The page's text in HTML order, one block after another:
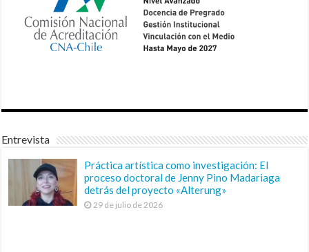
Entrevista
Práctica artística como investigación: El
proceso doctoral de Jenny Pino Madariaga
detrás del proyecto «Alterung»
29 de julio de 2026